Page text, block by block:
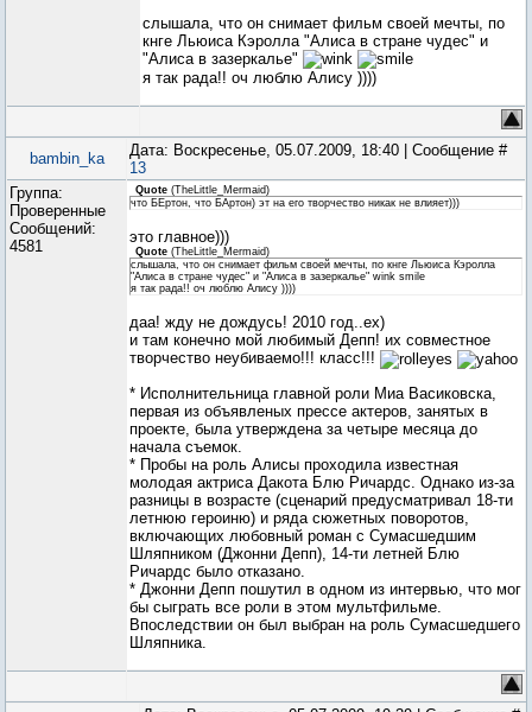
слышала, что он снимает фильм своей мечты, по
кнге Льюиса Кэролла "Алиса в стране чудес" и
"Алиса в зазеркалье"
я так рада!! оч люблю Алису ))))
bambin_ka
Дата: Воскресенье, 05.07.2009, 18:40 | Сообщение #
13
Группа:
Проверенные
Сообщений:
4581
Quote (TheLittle_Mermaid)
что БЁртон, что БАртон) эт на его творчество никак не влияет)))
это главное)))
Quote (TheLittle_Mermaid)
слышала, что он снимает фильм своей мечты, по кнге Льюиса Кэролла
"Алиса в стране чудес" и "Алиса в зазеркалье" wink smile
я так рада!! оч люблю Алису ))))
даа! жду не дождусь! 2010 год..ех)
и там конечно мой любимый Депп! их совместное
творчество неубиваемо!!! класс!!!
* Исполнительница главной роли Миа Васиковска,
первая из объявленых прессе актеров, занятых в
проекте, была утверждена за четыре месяца до
начала съемок.
* Пробы на роль Алисы проходила известная
молодая актриса Дакота Блю Ричардс. Однако из-за
разницы в возрасте (сценарий предусматривал 18-ти
летнюю героиню) и ряда сюжетных поворотов,
включающих любовный роман с Сумасшедшим
Шляпником (Джонни Депп), 14-ти летней Блю
Ричардс было отказано.
* Джонни Депп пошутил в одном из интервью, что мог
бы сыграть все роли в этом мультфильме.
Впоследствии он был выбран на роль Сумасшедшего
Шляпника.